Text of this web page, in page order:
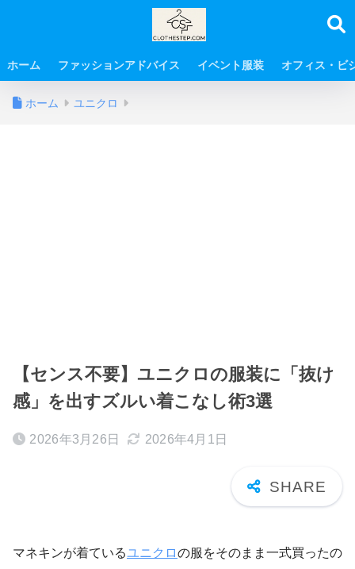
ホーム ファッションアドバイス イベント服装 オフィス・ビ
ホーム ユニクロ
【センス不要】ユニクロの服装に「抜け
感」を出すズルい着こなし術3選
2026年3月26日 2026年4月1日
マネキンが着ているユニクロの服をそのまま一式買ったの